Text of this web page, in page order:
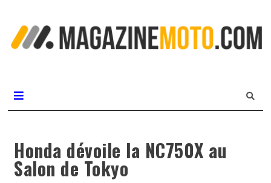
Honda dévoile la NC750X au
Salon de Tokyo